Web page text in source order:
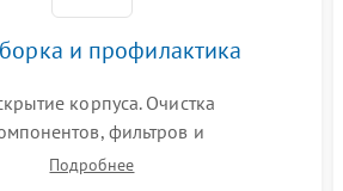
80 мин
и профилактика
корпуса. Очистка
фильтров и
от накопившейся пыли.
Подробнее